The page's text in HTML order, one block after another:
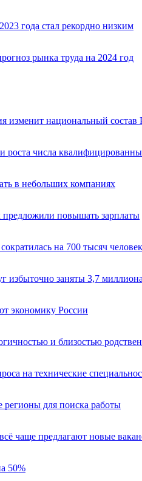
года стал рекордно низким
рынка труда на 2024 год
изменит национальный
роста числа
в небольших компаниях
предложили повышать зарплаты
на 700 тысяч человек
избыточно заняты 3,7
экономику России
и близостью
на технические
регионы для поиска работы
чаще предлагают новые
50%